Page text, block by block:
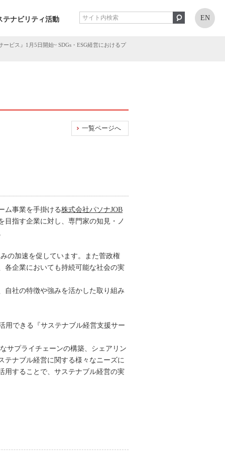
テナビリティ活動 EN
ビス』1月5日開始~ SDGs・ESG経営におけるプ
一覧ページへ
ム事業を手掛ける株式会社パソナJOB
指す企業に対し、専門家の知見・ノ
の加速を促しています。また菅政権
各企業においても持続可能な社会の実
自社の特徴や強みを活かした取り組み
用できる『サステナブル経営支援サー
サプライチェーンの構築、シェアリン
テナブル経営に関する様々なニーズに
用することで、サステナブル経営の実